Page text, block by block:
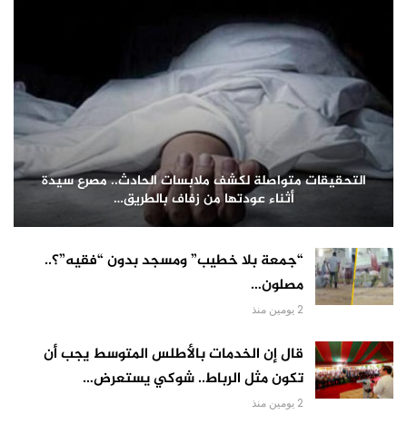
التحقيقات متواصلة لكشف ملابسات الحادث.. مصرع سيدة
أثناء عودتها من زفاف بالطريق…
“جمعة بلا خطيب” ومسجد بدون “فقيه”؟..
مصلون…
2 يومين منذ
قال إن الخدمات بالأطلس المتوسط يجب أن
تكون مثل الرباط.. شوكي يستعرض…
2 يومين منذ